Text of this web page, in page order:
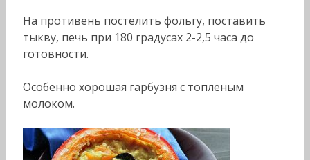
На противень постелить фольгу, поставить
тыкву, печь при 180 градусах 2-2,5 часа до
готовности.
Особенно хорошая гарбузня с топленым
молоком.